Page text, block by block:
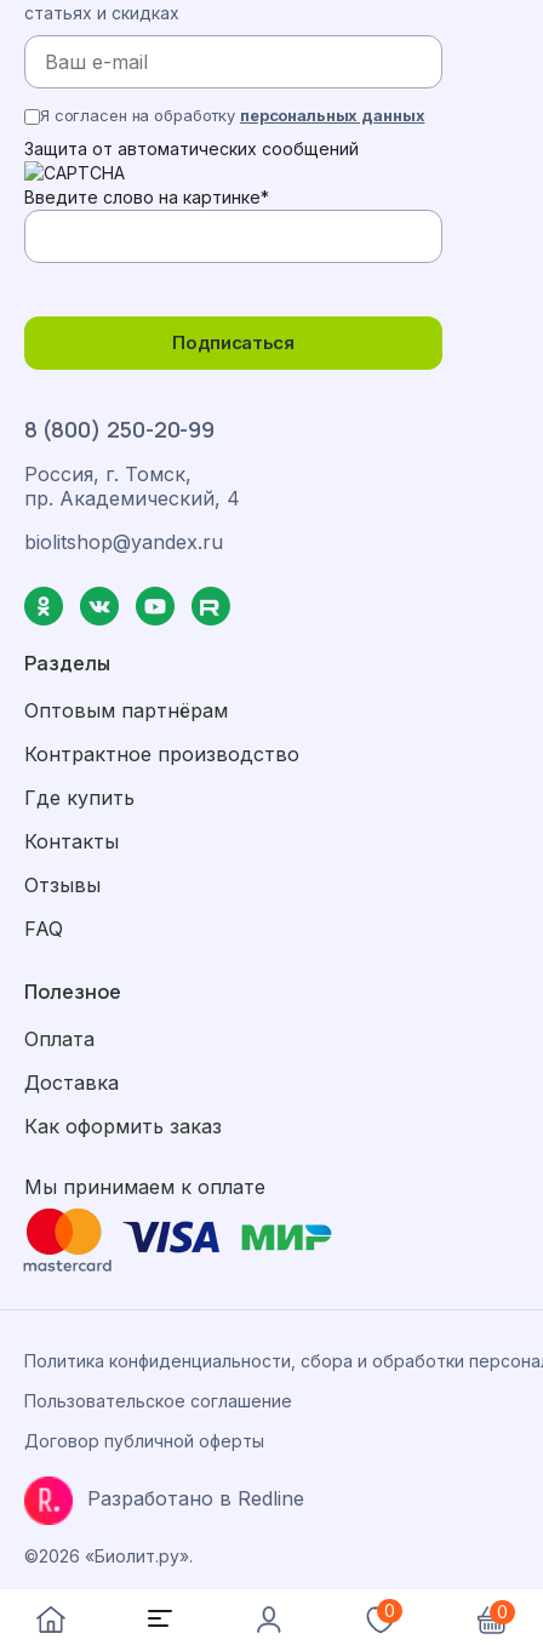
0 0
8 (800) 250-20-99
Россия, г. Томск,
пр. Академический, 4
biolitshop@yandex.ru
Разделы
Оптовым партнёрам
Контрактное производство
Где купить
Контакты
Отзывы
FAQ
Полезное
Оплата
Доставка
Как оформить заказ
Мы принимаем к оплате
статьях и скидках
Подписаться
Я согласен на обработку персональных данных
Защита от автоматических сообщений
Введите слово на картинке*
©2026 «Биолит.ру».
Разработано в Redline
Политика конфиденциальности, сбора и обработки
Пользовательское соглашение
Договор публичной оферты